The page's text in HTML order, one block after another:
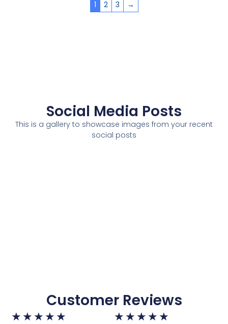
1 2 3 →
Social Media Posts
This is a gallery to showcase images from your recent
social posts
Customer Reviews
★ ★ ★ ★ ★ ★ ★ ★ ★ ★